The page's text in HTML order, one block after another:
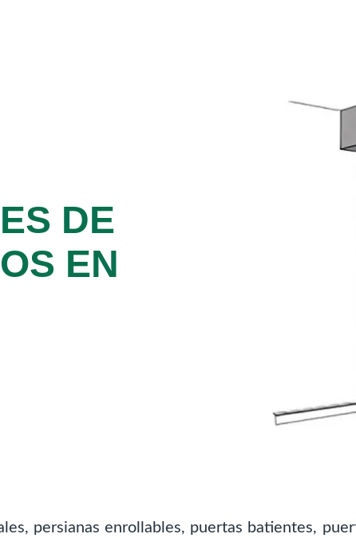
DE
EN
persianas enrollables, puertas batientes,